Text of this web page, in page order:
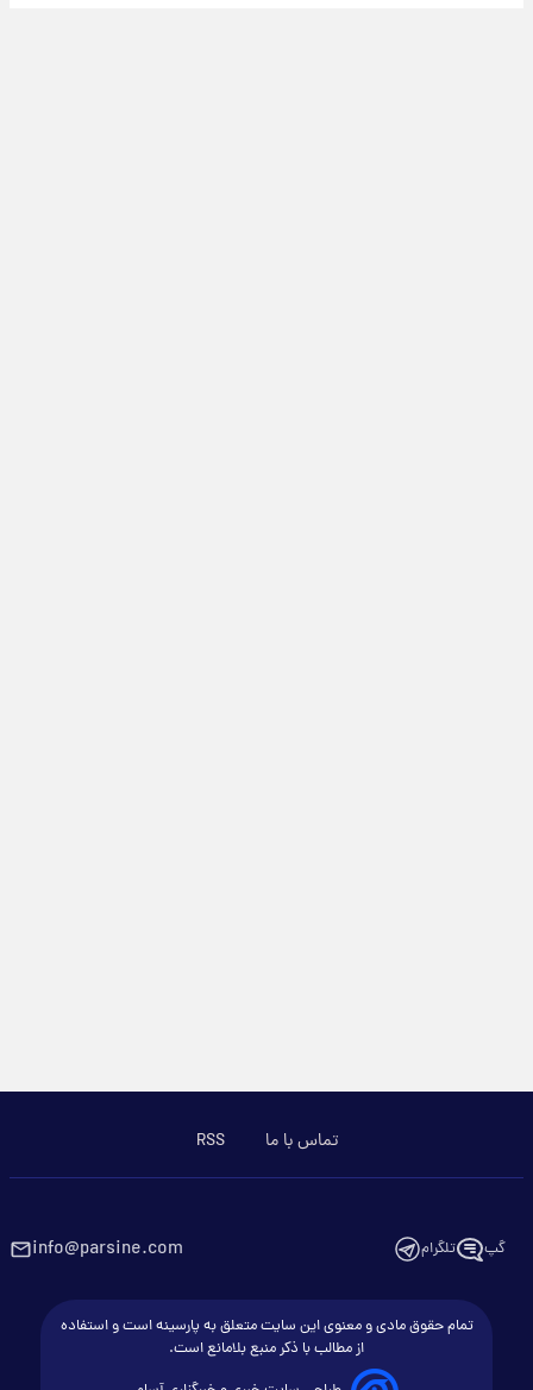
تماس با ما RSS
گپ تلگرام info@parsine.com
تمام حقوق مادی و معنوی این سایت متعلق به پارسینه است و استفاده
از مطالب با ذکر منبع بلامانع است.